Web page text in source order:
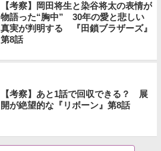
【考察】岡田将生と染谷将太の表情が
物語った“胸中” 30年の愛と悲しい
真実が判明する 『田鎖ブラザーズ』
第8話
【考察】あと1話で回収できる？ 展
開が絶望的な『リボーン』第8話